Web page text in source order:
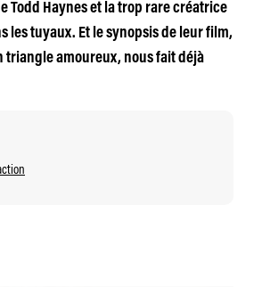
Todd Haynes et la trop rare créatrice
les tuyaux. Et le synopsis de leur film,
triangle amoureux, nous fait déjà